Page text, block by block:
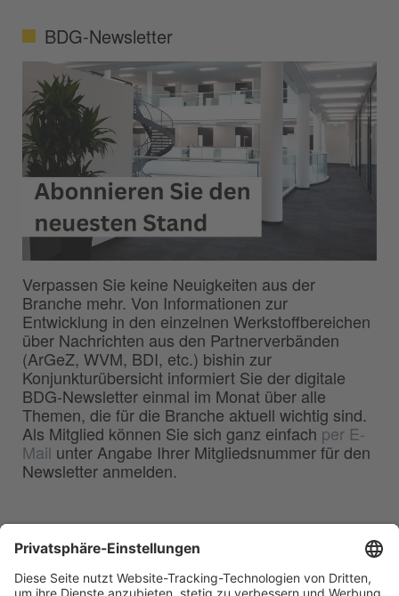
BDG-Newsletter
Verpassen Sie keine Neuigkeiten aus der
Branche mehr. Von Informationen zur
Entwicklung in den einzelnen Werkstoffbereichen
über Nachrichten aus den Partnerverbänden
(ArGeZ, WVM, BDI, etc.) bishin zur
Konjunkturübersicht informiert Sie der digitale
BDG-Newsletter einmal im Monat über alle
Themen, die für die Branche aktuell wichtig sind.
Als Mitglied können Sie sich ganz einfach per E-
Mail unter Angabe Ihrer Mitgliedsnummer für den
Newsletter anmelden.